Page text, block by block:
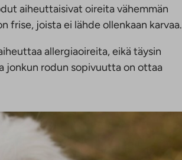
aiheuttaisivat oireita vähemmän
frise, joista ei lähde ollenkaan karvaa.
allergiaoireita, eikä täysin
jonkun rodun sopivuutta on ottaa